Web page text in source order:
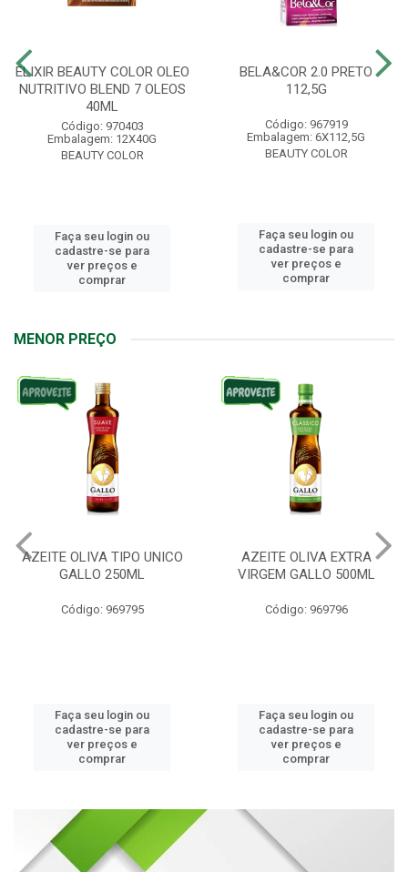
ELIXIR BEAUTY COLOR OLEO
NUTRITIVO BLEND 7 OLEOS
40ML
Código: 970403
Embalagem: 12X40G
BEAUTY COLOR
Faça seu login ou
cadastre-se para
ver preços e
comprar
BELA&COR 2.0 PRETO
112,5G
Código: 967919
Embalagem: 6X112,5G
BEAUTY COLOR
Faça seu login ou
cadastre-se para
ver preços e
comprar
MENOR PREÇO
AZEITE OLIVA TIPO UNICO
GALLO 250ML
Código: 969795
Faça seu login ou
cadastre-se para
ver preços e
comprar
AZEITE OLIVA EXTRA
VIRGEM GALLO 500ML
Código: 969796
Faça seu login ou
cadastre-se para
ver preços e
comprar